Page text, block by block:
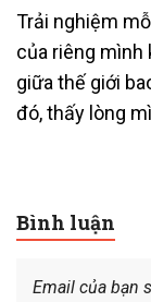
Trải nghiệm
của riêng mình
giữa thế giới
đó, thấy lòng
Bình luận
Email của bạn